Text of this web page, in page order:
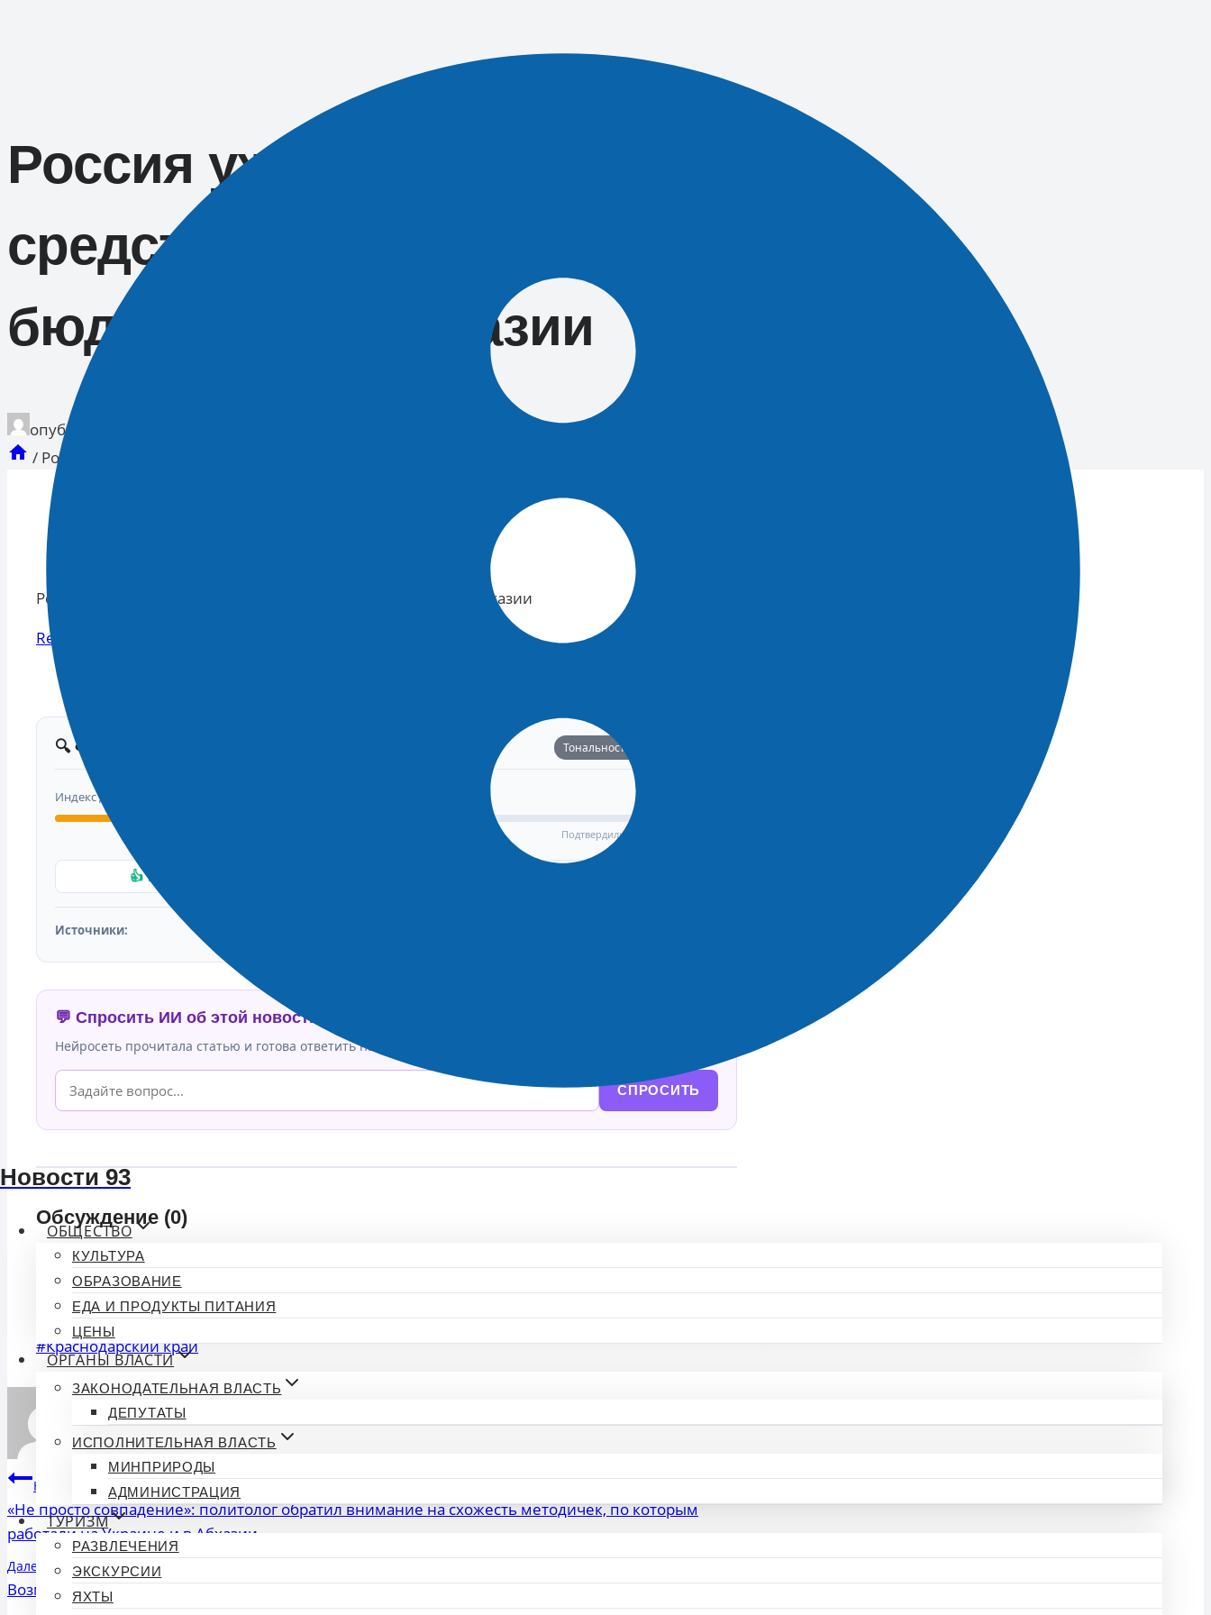
Новости 93
ОБЩЕСТВО
КУЛЬТУРА
ОБРАЗОВАНИЕ
ЕДА И ПРОДУКТЫ ПИТАНИЯ
ЦЕНЫ
ОРГАНЫ ВЛАСТИ
ЗАКОНОДАТЕЛЬНАЯ ВЛАСТЬ
ДЕПУТАТЫ
ИСПОЛНИТЕЛЬНАЯ ВЛАСТЬ
МИНПРИРОДЫ
АДМИНИСТРАЦИЯ
ТУРИЗМ
РАЗВЛЕЧЕНИЯ
ЭКСКУРСИИ
ЯХТЫ
Россия уже передала
средства на зарплаты
бюджетников Абхазии
опубликован
/ Россия уже передала средства на зарплаты бюджетников Абхазии
Россия уже передала средства на зарплаты бюджетников Абхазии
Read More
🔍 Фактчекинг новости Тональность: Нейтральная
Индекс доверия
Подтвердили: 0 | Опровергли: 0
👍 ПОДТВЕРЖДАЮ ФАКТ
Источники:
💬 Спросить ИИ об этой новости
Нейросеть прочитала статью и готова ответить на любые вопросы по тексту.
СПРОСИТЬ
Обсуждение (0)
Комментариев пока нет. Будьте первым!
🔒Войдите на сайт
Метки
записи:
#Краснодарский край
Навигация
по
записям
Назад
«Не просто совпадение»: политолог обратил внимание на схожесть методичек, по которым
работали на Украине и в Абхазии
Далее
Возможности пропускного пункта между Россией и Абхазией увеличат в 1,5 раза